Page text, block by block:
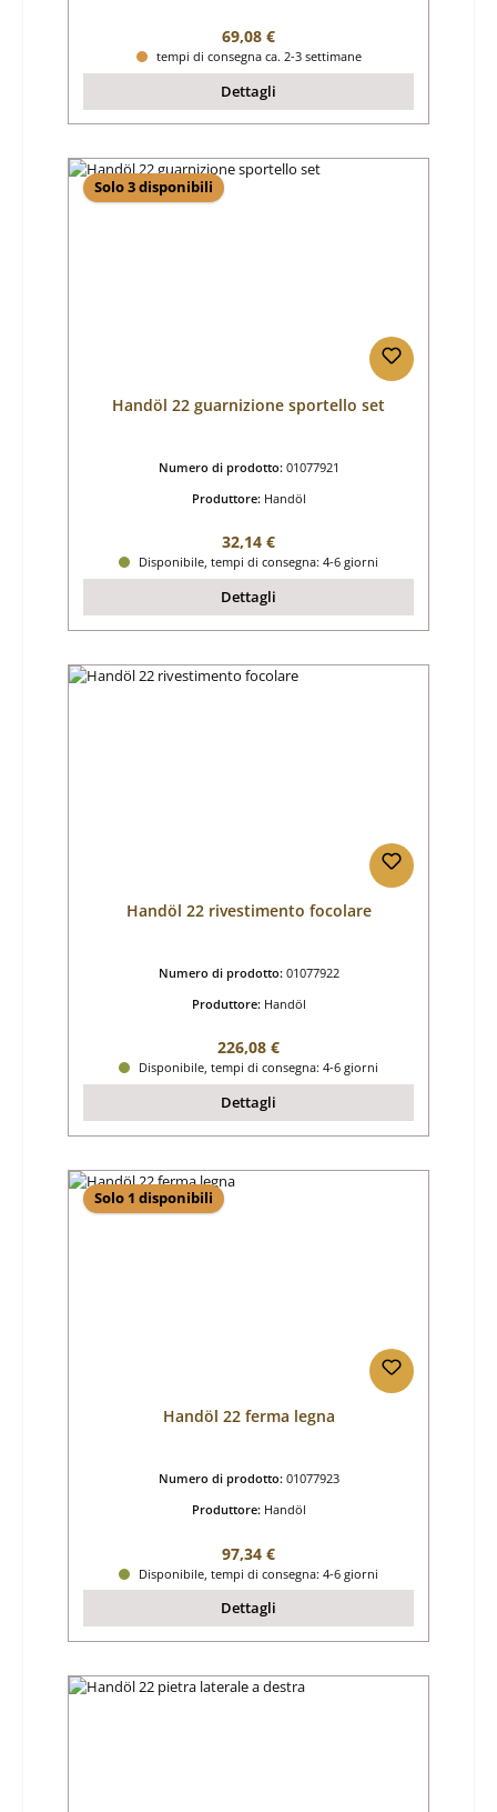
Prezzo normale:
69,08 €
tempi di consegna ca. 2-3 settimane
Dettagli
Solo 3 disponibili
Handöl 22 guarnizione sportello set
Numero di prodotto: 01077921
Produttore: Handöl
Prezzo normale:
32,14 €
Disponibile, tempi di consegna: 4-6 giorni
Dettagli
Handöl 22 rivestimento focolare
Numero di prodotto: 01077922
Produttore: Handöl
Prezzo normale:
226,08 €
Disponibile, tempi di consegna: 4-6 giorni
Dettagli
Solo 1 disponibili
Handöl 22 ferma legna
Numero di prodotto: 01077923
Produttore: Handöl
Prezzo normale:
97,34 €
Disponibile, tempi di consegna: 4-6 giorni
Dettagli